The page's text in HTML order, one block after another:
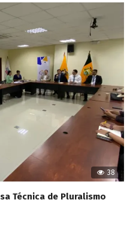
38
Técnica de Pluralismo